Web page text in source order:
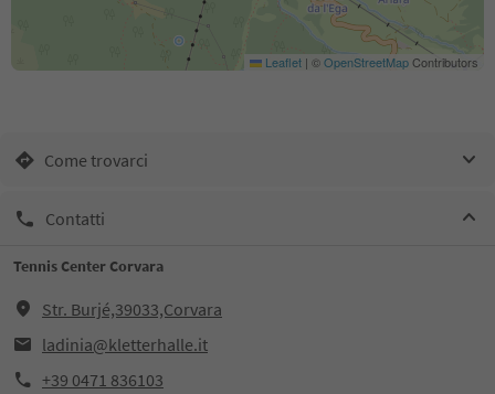
Leaflet | ©OpenStreetMapContributors
Come trovarci
Contatti
Tennis Center Corvara
Str. Burjé,39033,Corvara
ladinia@kletterhalle.it
+39 0471 836103